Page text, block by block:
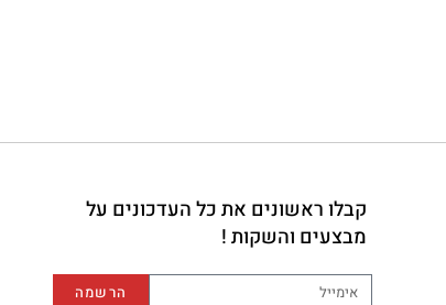
קבלו ראשונים את כל העדכונים על
מבצעים והשקות !
הרשמה